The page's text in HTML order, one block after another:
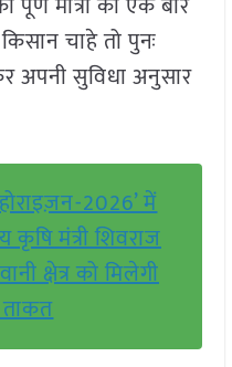
चाहे तो पुनः
अपनी सुविधा अनुसार
2026’ में
कृषि मंत्री शिवराज
क्षेत्र को मिलेगी